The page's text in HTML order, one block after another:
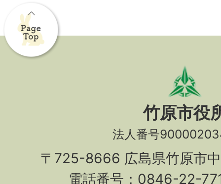
竹原市役
法人番号
〒725-8666 広島県竹原市
電話番号：0846-22-